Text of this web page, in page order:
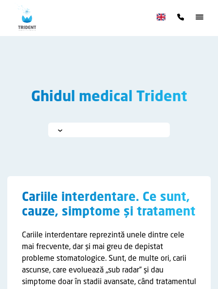
Ghidul medical Trident
Cariile interdentare. Ce sunt,
cauze, simptome și tratament
Cariile interdentare reprezintă unele dintre cele
mai frecvente, dar și mai greu de depistat
probleme stomatologice. Sunt, de multe ori, carii
ascunse, care evoluează „sub radar” și dau
simptome doar în stadii avansate, când tratamentul